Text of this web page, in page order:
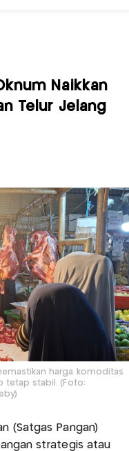
Naikkan
Telur Jelang
harga komoditas
tetap stabil. (Foto:
(Satgas Pangan)
strategis atau